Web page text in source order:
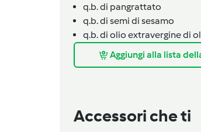
q.b.di pangrattato
q.b.di semi di sesamo
q.b.di olio extravergine di
Aggiungi alla lista
Accessori che ti